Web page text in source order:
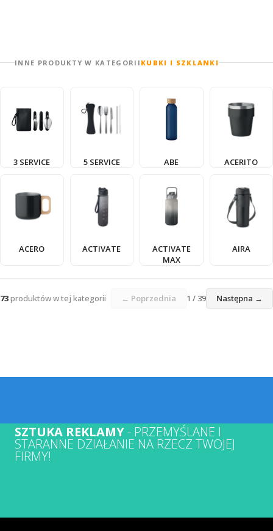
INNE PRODUKTY W KATEGORII KUBKI I SZKLANKI
3 SERVICE 5 SERVICE ABE ACERITO
ACERO ACTIVATE
ACTIVATE
MAX
AIRA
73produktów w tej kategorii ← Poprzednia 1 / 39 Następna →
SZTUKA REKLAMY- PRZEMYŚLANE I
STARANNE DZIAŁANIE NA RZECZ TWOJEJ
FIRMY!